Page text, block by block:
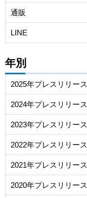
通販
LINE
年別
2025年プレスリリース
2024年プレスリリース
2023年プレスリリース
2022年プレスリリース
2021年プレスリリース
2020年プレスリリース